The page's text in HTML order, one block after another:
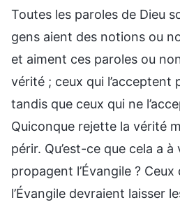
Toutes les paroles de Dieu
gens aient des notions ou
et aiment ces paroles ou
vérité ; ceux qui l’acceptent
tandis que ceux qui ne
Quiconque rejette la vérité
périr. Qu’est-ce que cela a
propagent l’Évangile ?
l’Évangile devraient laisser